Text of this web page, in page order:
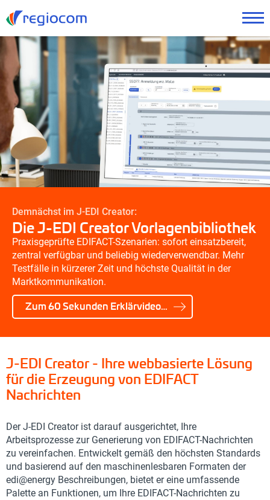
Demnächst im J-EDI Creator:
Die J-EDI Creator Vorlagenbibliothek
Praxisgeprüfte EDIFACT-Szenarien: sofort einsatzbereit,
zentral verfügbar und beliebig wiederverwendbar. Mehr
Testfälle in kürzerer Zeit und höchste Qualität in der
Marktkommunikation.
Zum 60 Sekunden Erklärvideo…
J-EDI Creator - Ihre webbasierte Lösung
für die Erzeugung von EDIFACT
Nachrichten
Der J-EDI Creator ist darauf ausgerichtet, Ihre
Arbeitsprozesse zur Generierung von EDIFACT-Nachrichten
zu vereinfachen. Entwickelt gemäß den höchsten Standards
und basierend auf den maschinenlesbaren Formaten der
edi@energy Beschreibungen, bietet er eine umfassende
Palette an Funktionen, um Ihre EDIFACT-Nachrichten zu